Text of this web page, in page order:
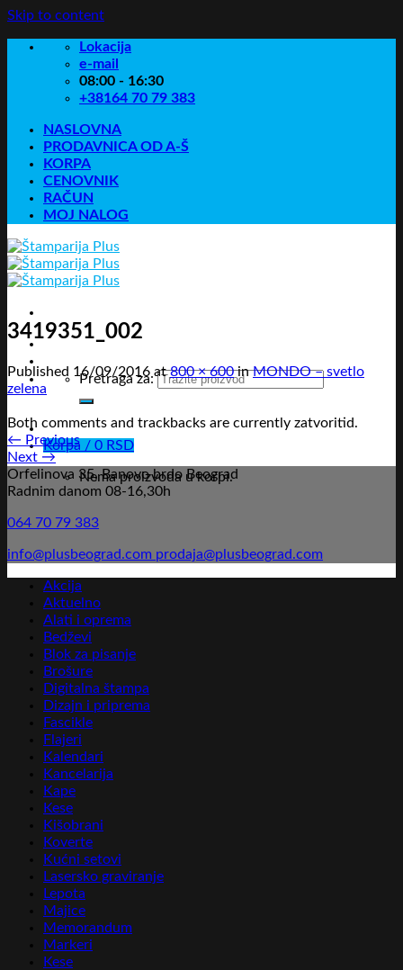
Skip to content
Lokacija
e-mail
08:00 - 16:30
+38164 70 79 383
NASLOVNA
PRODAVNICA OD A-Š
KORPA
CENOVNIK
RAČUN
MOJ NALOG
Pretraga za:
Korpa / 0 RSD
Nema proizvoda u korpi.
3419351_002
Published 16/09/2016 at800 × 600inMONDO – svetlo
zelena
Both comments and trackbacks are currently zatvoritid.
← Previous
Next →
Orfelinova 35, Banovo brdo Beograd
Radnim danom 08-16,30h
064 70 79 383
info@plusbeograd.com prodaja@plusbeograd.com
Akcija
Aktuelno
Alati i oprema
Bedževi
Blok za pisanje
Brošure
Digitalna štampa
Dizajn i priprema
Fascikle
Flajeri
Kalendari
Kancelarija
Kape
Kese
Kišobrani
Koverte
Kućni setovi
Lasersko graviranje
Lepota
Majice
Memorandum
Markeri
Kese